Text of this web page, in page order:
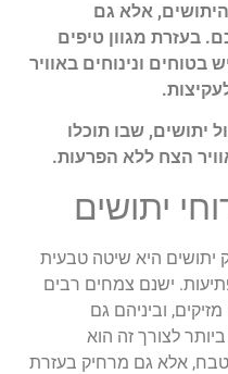
אלא גם
בעזרת מגוון טיפים
בטוחים ונינוחים באוויר
יתושים, שבו תוכלו
הצח ללא הפרעות.
יתושים
יתושים היא שיטה טבעית
ישנם צמחים רבים
וביניהם גם
לצורך זה הוא
אלא גם מרחיק בעזרת